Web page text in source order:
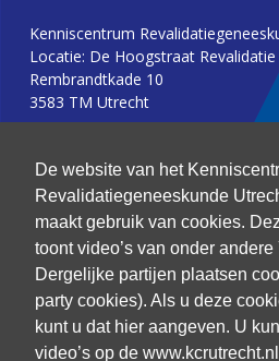
De website van het
Revalidatiegeneeskunde
maakt gebruik van cookies.
toont video’s van onder andere
Dergelijke partijen plaatsen
party cookies). Als u deze
kunt u dat hier aangeven. U
video’s op de
Kenniscentrum
Locatie: De Hoogstraat Revalidatie
Rembrandtkade 10
3583 TM Utrecht
kenniscentrum@dehoogstraat.nl
Over het KCRU
Samenwerkingen
Onze onderzoekers